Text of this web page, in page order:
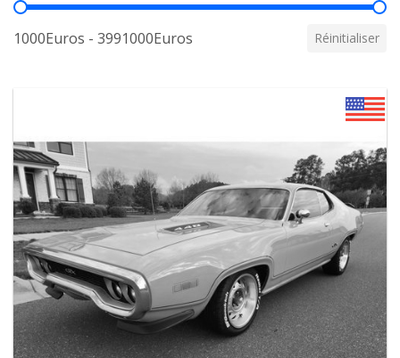
Prix
1000Euros - 3991000Euros Réinitialiser